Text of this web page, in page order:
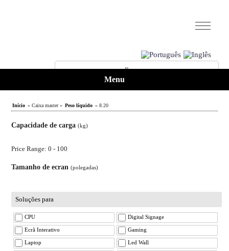
Menu
Início » Caixa master » Peso líquido » 8.20
Capacidade de carga(kg)
Price Range: 0 - 100
Tamanho de ecran(polegadas)
Soluções para
CPU Digital Signage
Ecrã Interativo Gaming
Laptop Led Wall